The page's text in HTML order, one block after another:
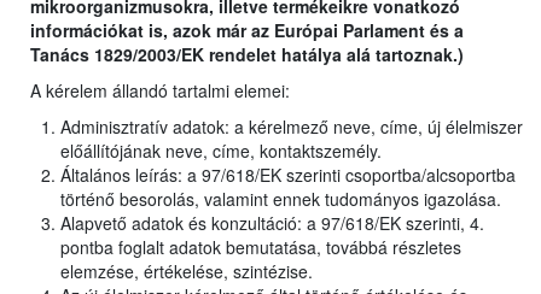
mikroorganizmusokra, illetve termékeikre vonatkozó
információkat is, azok már az Európai Parlament és a
Tanács 1829/2003/EK rendelet hatálya alá tartoznak.)
A kérelem állandó tartalmi elemei:
Adminisztratív adatok: a kérelmező neve, címe, új élelmiszer
előállítójának neve, címe, kontaktszemély.
Általános leírás: a 97/618/EK szerinti csoportba/alcsoportba
történő besorolás, valamint ennek tudományos igazolása.
Alapvető adatok és konzultáció: a 97/618/EK szerinti, 4.
pontba foglalt adatok bemutatása, továbbá részletes
elemzése, értékelése, szintézise.